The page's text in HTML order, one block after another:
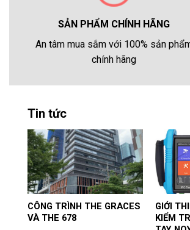
SẢN PHẨM CHÍNH HÃNG
An tâm mua sắm với 100% sản
chính hãng
Tin tức
CÔNG TRÌNH THE GRACES
VÀ THE 678
GIỚI
KIỂM